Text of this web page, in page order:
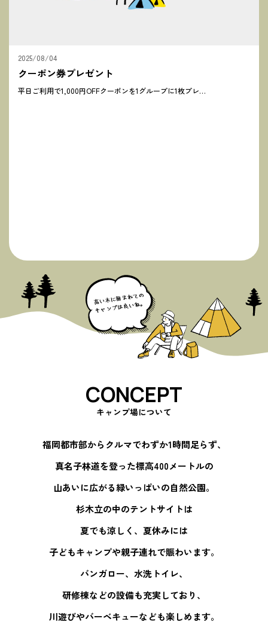
2025/08/04
クーポン券プレゼント
平日ご利用で1,000円OFFクーポンを1グループに1枚プレ…
CONCEPT
キャンプ場について
福岡都市部からクルマでわずか1時間足らず、
真名子林道を登った標高400メートルの
山あいに広がる緑いっぱいの自然公園。
杉木立の中のテントサイトは
夏でも涼しく、夏休みには
子どもキャンプや親子連れで賑わいます。
バンガロー、水洗トイレ、
研修棟などの設備も充実しており、
川遊びやバーベキューなども楽しめます。